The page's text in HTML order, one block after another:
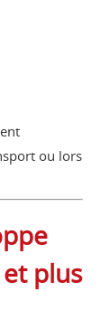
ou lors
plus